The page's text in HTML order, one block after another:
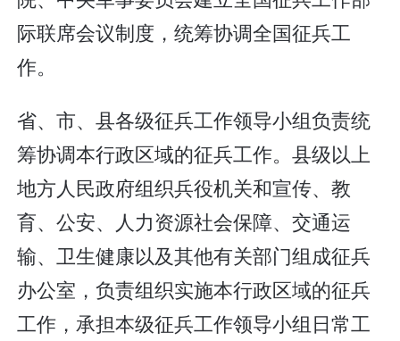
际联席会议制度，统筹协调全国征兵工
作。
省、市、县各级征兵工作领导小组负责统
筹协调本行政区域的征兵工作。县级以上
地方人民政府组织兵役机关和宣传、教
育、公安、人力资源社会保障、交通运
输、卫生健康以及其他有关部门组成征兵
办公室，负责组织实施本行政区域的征兵
工作，承担本级征兵工作领导小组日常工